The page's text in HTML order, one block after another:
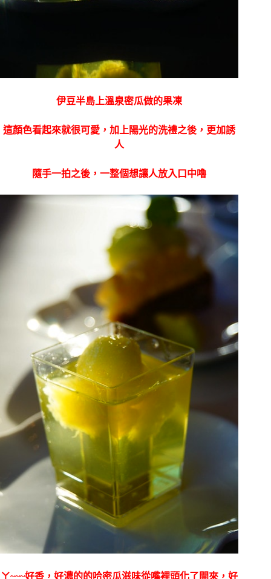
伊豆半島上溫泉密瓜做的果凍
這顏色看起來就很可愛，加上陽光的洗禮之後，更加誘
人
隨手一拍之後，一整個想讓人放入口中嚕
ㄚ~~~好香，好濃的的哈密瓜滋味從嘴裡頭化了開來，好